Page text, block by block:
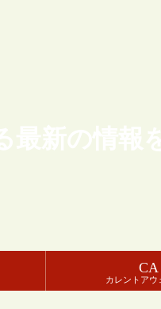
最新の情
CA
カレントアウ